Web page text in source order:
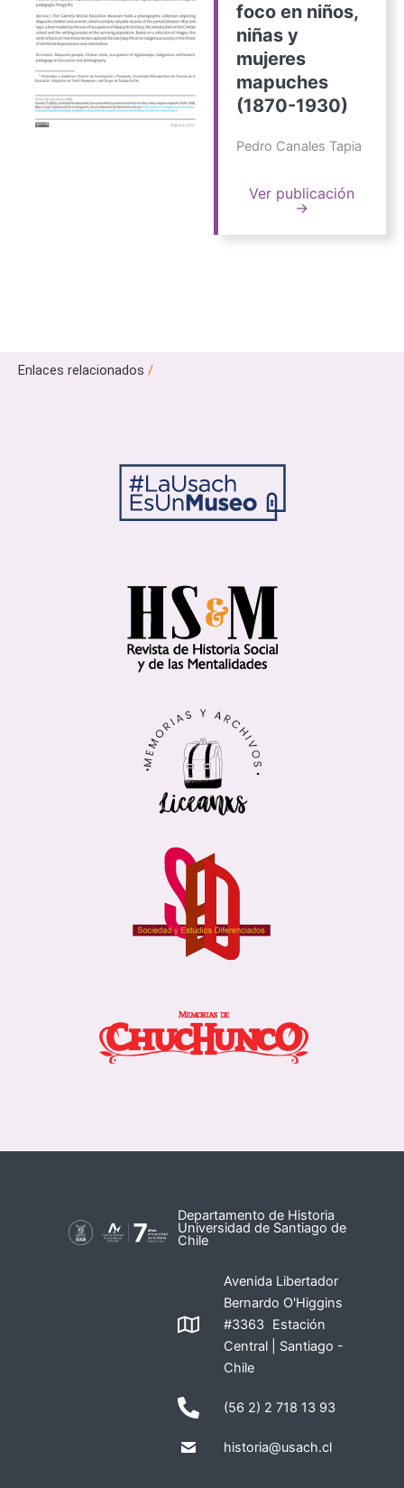
foco en niños,
niñas y
mujeres
mapuches
(1870-1930)
Pedro Canales Tapia
Ver publicación
→
Enlaces relacionados /
Departamento de Historia
Universidad de Santiago de
Chile
Avenida Libertador
Bernardo O'Higgins
#3363 Estación
Central | Santiago -
Chile
(56 2) 2 718 13 93
historia@usach.cl